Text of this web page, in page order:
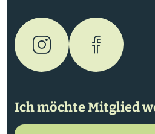
Ich möchte Mitglied